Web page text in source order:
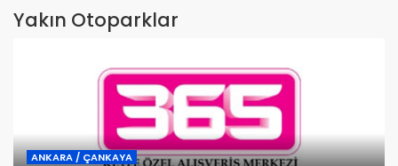
Yakın Otoparklar
ANKARA / ÇANKAYA